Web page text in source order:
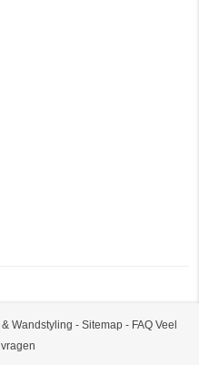
Wandstyling - Sitemap- FAQ Veel